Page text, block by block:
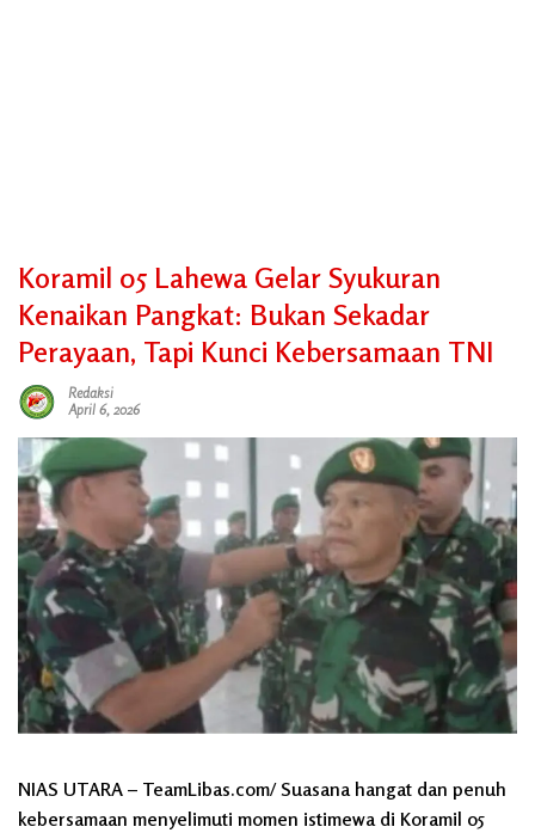
Koramil 05 Lahewa Gelar Syukuran
Kenaikan Pangkat: Bukan Sekadar
Perayaan, Tapi Kunci Kebersamaan TNI
Redaksi
April 6, 2026
NIAS UTARA – TeamLibas.com/ Suasana hangat dan penuh
kebersamaan menyelimuti momen istimewa di Koramil 05